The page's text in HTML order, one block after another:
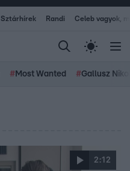
Sztárhírek Randi Celeb vagyok,
# Most Wanted #Gallusz
2:12